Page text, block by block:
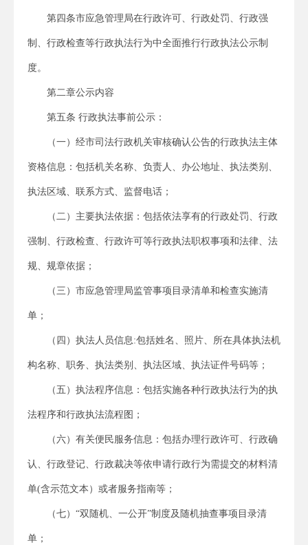
第四条市应急管理局在行政许可、行政处罚、行政强
制、行政检查等行政执法行为中全面推行行政执法公示制
度。
第二章公示内容
第五条 行政执法事前公示：
（一）经市司法行政机关审核确认公告的行政执法主体
资格信息：包括机关名称、负责人、办公地址、执法类别、
执法区域、联系方式、监督电话；
（二）主要执法依据：包括依法享有的行政处罚、行政
强制、行政检查、行政许可等行政执法职权事项和法律、法
规、规章依据；
（三）市应急管理局监管事项目录清单和检查实施清
单；
（四）执法人员信息:包括姓名、照片、所在具体执法机
构名称、职务、执法类别、执法区域、执法证件号码等；
（五）执法程序信息：包括实施各种行政执法行为的执
法程序和行政执法流程图；
（六）有关便民服务信息：包括办理行政许可、行政确
认、行政登记、行政裁决等依申请行政行为需提交的材料清
单(含示范文本）或者服务指南等；
（七）“双随机、一公开”制度及随机抽查事项目录清
单；